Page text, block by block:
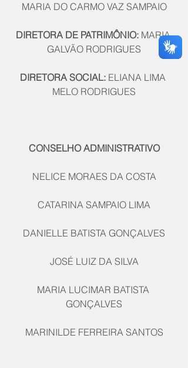
MARIA DO CARMO VAZ SAMPAIO
DIRETORA DE PATRIMÔNIO: MARIA
GALVÃO RODRIGUES
DIRETORA SOCIAL: ELIANA LIMA
MELO RODRIGUES
CONSELHO ADMINISTRATIVO
NELICE MORAES DA COSTA
CATARINA SAMPAIO LIMA
DANIELLE BATISTA GONÇALVES
JOSÉ LUIZ DA SILVA
MARIA LUCIMAR BATISTA
GONÇALVES
MARINILDE FERREIRA SANTOS